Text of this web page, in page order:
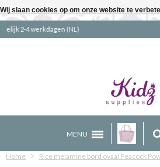
MENU
Home Rice melamine bord ovaal Peacock
Wij slaan cookies op om onze website te